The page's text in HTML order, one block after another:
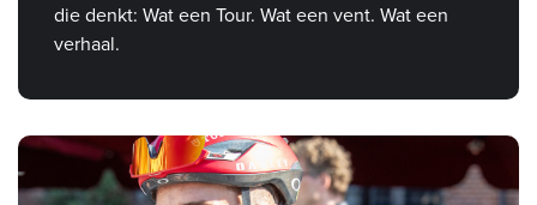
die denkt: Wat een Tour. Wat een vent. Wat een
verhaal.